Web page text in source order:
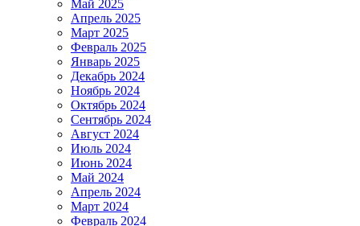
Май 2025
Апрель 2025
Март 2025
Февраль 2025
Январь 2025
Декабрь 2024
Ноябрь 2024
Октябрь 2024
Сентябрь 2024
Август 2024
Июль 2024
Июнь 2024
Май 2024
Апрель 2024
Март 2024
Февраль 2024